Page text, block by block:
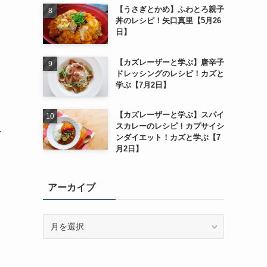
【うさぎとかめ】ふわとろ親子
丼のレシピ！矢口真里【5月26
日】
【カズレーザーと学ぶ】唐辛子
ドレッシングのレシピ！カズと
学ぶ【7月2日】
【カズレーザーと学ぶ】スパイ
スカレーのレシピ！カプサイシ
ンダイエット！カズと学ぶ【7
月2日】
アーカイブ